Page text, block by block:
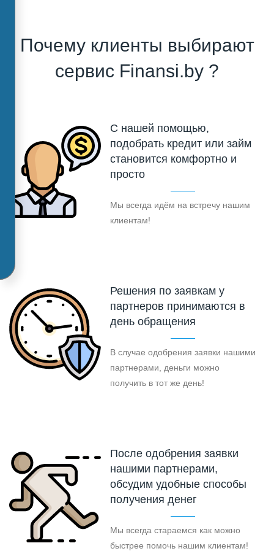
Почему клиенты выбирают
сервис Finansi.by ?
С нашей помощью,
подобрать кредит или займ
становится комфортно и
просто
Мы всегда идём на встречу нашим
клиентам!
Решения по заявкам у
партнеров принимаются в
день обращения
В случае одобрения заявки нашими
партнерами, деньги можно
получить в тот же день!
После одобрения заявки
нашими партнерами,
обсудим удобные способы
получения денег
Мы всегда стараемся как можно
быстрее помочь нашим клиентам!